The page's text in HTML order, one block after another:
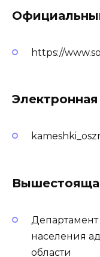
https://
населения
области